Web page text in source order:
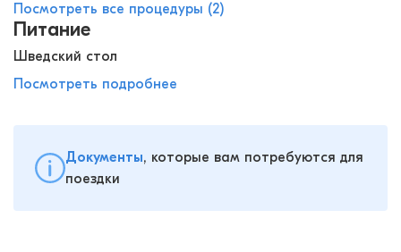
Посмотреть все процедуры (2)
Питание
Шведский стол
Посмотреть подробнее
Документы, которые вам потребуются для
поездки